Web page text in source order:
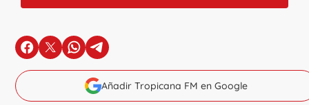
en Facebook
en Xen Whatsapp
en Telegram
Añadir Tropicana FM en Google